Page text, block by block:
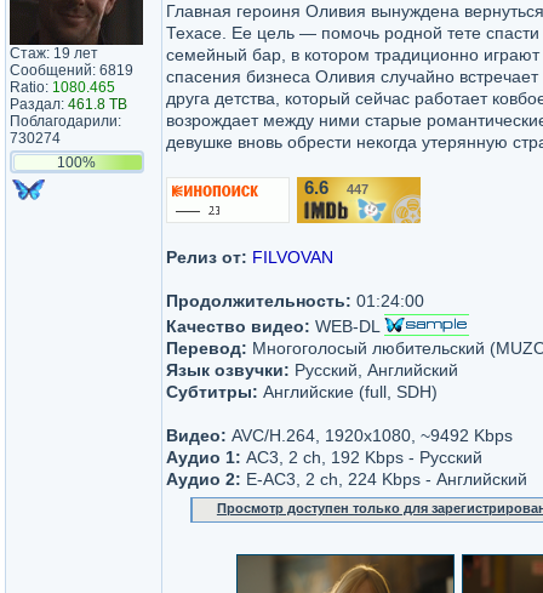
Стаж: 19 лет
Сообщений: 6819
Ratio: 1080.465
Раздал: 461.8 TB
Поблагодарили:
730274
100%
Главная героиня Оливия вынуждена
Техасе. Ее цель — помочь родной тете
семейный бар, в котором традиционно
спасения бизнеса Оливия случайно
друга детства, который сейчас работает
возрождает между ними старые
девушке вновь обрести некогда утерянную
6.6 447
Релиз от: FILVOVAN
Продолжительность: 01:24:00
Качество видео: WEB-DL
Перевод: Многоголосый любительский
Язык озвучки: Русский, Английский
Субтитры: Английские (full, SDH)
Видео: AVC/H.264, 1920x1080, ~9492 Kbps
Аудио 1: AC3, 2 ch, 192 Kbps - Русский
Аудио 2: E-AC3, 2 ch, 224 Kbps - Английский
Просмотр доступен только для